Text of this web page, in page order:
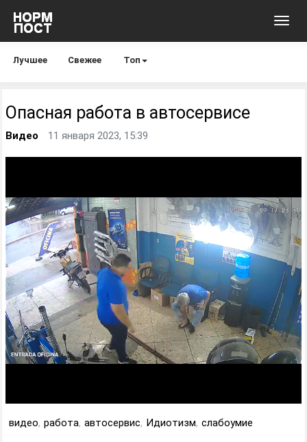
Лучшее Свежее Топ
Опасная работа в автосервисе
Видео 11 января 2023, 15:39
видео, работа, автосервис, Идиотизм, слабоумие